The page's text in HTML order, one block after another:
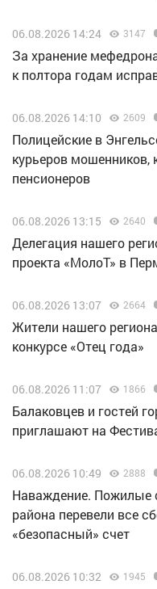
06.08.2026 14:24 3147
За хранение
к полтора годам
06.08.2026 14:10 2609
Полицейские в
курьеров
пенсионеров
06.08.2026 13:15 2640
Делегация нашего
проекта «МолоТ» в
06.08.2026 13:07 2664
Жители нашего
конкурсе «Отец года»
06.08.2026 11:07 1866
Балаковцев и гостей
приглашают на
06.08.2026 10:49 2888
Наваждение. Пожилые
района перевели все
«безопасный» счет
06.08.2026 10:32 1945